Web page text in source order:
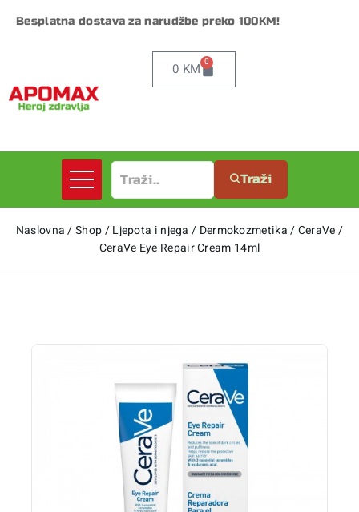
Besplatna dostava za narudžbe preko 100KM!
0 KM 0
Traži
Naslovna /Shop/Ljepota i njega / Dermokozmetika/CeraVe/
CeraVe Eye Repair Cream 14ml